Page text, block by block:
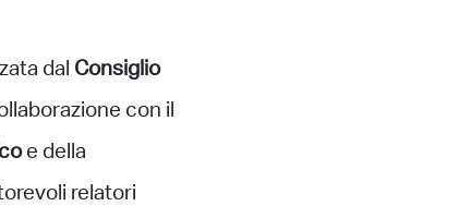
dal Consiglio
con il
e della
relatori